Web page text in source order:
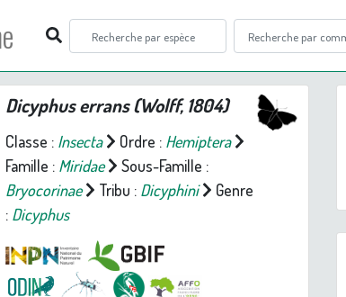
Dicyphus errans(Wolff, 1804)
Classe : Insecta Ordre : Hemiptera
Famille : Miridae
Sous-Famille :
Bryocorinae
Tribu : Dicyphini
Genre
: Dicyphus